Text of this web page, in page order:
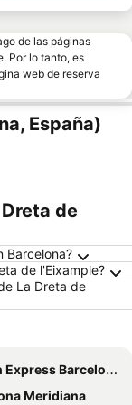
de las páginas
Por lo tanto, es
web de reserva
España)
de
Barcelona?
de l'Eixample?
La Dreta de
Barcelona - City 22@ By Ihg
Meridiana